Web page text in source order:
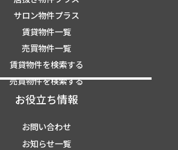
サロン物件プラス
賃貸物件一覧
売買物件一覧
賃貸物件を検索する
売買物件を検索する
お役立ち情報
お問い合わせ
お知らせ一覧